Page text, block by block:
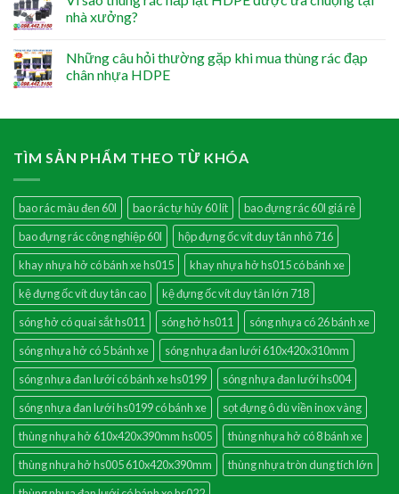
nhà xưởng?
Những câu hỏi thường gặp khi mua thùng rác đạp
chân nhựa HDPE
TÌM SẢN PHẨM THEO TỪ KHÓA
bao rác màu đen 60l bao rác tự hủy 60 lít
bao đựng rác 60l giá rẻ
bao đựng rác công nghiệp 60l
hộp đựng ốc vít duy tân nhỏ 716
khay nhựa hở có bánh xe hs015
khay nhựa hở hs015 có bánh xe
kệ đựng ốc vít duy tân cao
kệ đựng ốc vít duy tân lớn 718
sóng hở có quai sắt hs011
sóng hở hs011
sóng nhựa có 26 bánh xe
sóng nhựa hở có 5 bánh xe
sóng nhựa đan lưới 610x420x310mm
sóng nhựa đan lưới có bánh xe hs0199
sóng nhựa đan lưới hs004
sóng nhựa đan lưới hs0199 có bánh xe
sọt đựng ô dù viền inox vàng
thùng nhựa hở 610x420x390mm hs005
thùng nhựa hở có 8 bánh xe
thùng nhựa hở hs005 610x420x390mm
thùng nhựa tròn dung tích lớn